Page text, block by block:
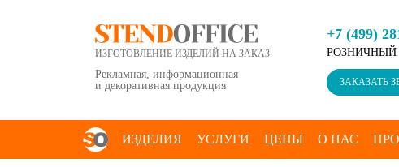
ИЗГОТОВЛЕНИЕ ИЗДЕЛИЙ НА ЗАКАЗ
Рекламная, информационная
и декоративная продукция
+7 (499)
РОЗНИЧНЫЙ
ЗАКАЗАТЬ
ИЗДЕЛИЯ УСЛУГИ ЦЕНЫ О НАС